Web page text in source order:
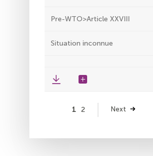
Pre-WTO>Article XXVIII
Situation inconnue
Pagination
Page
1 Page
2
Page
Next